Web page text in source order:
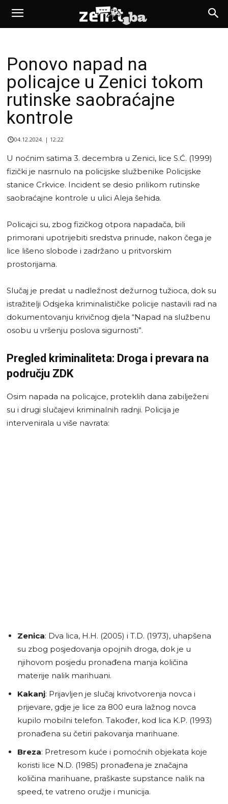
Ponovo napad na
policajce u Zenici tokom
rutinske saobraćajne
kontrole
04.12.2024. | 12:22
U noćnim satima 3. decembra u Zenici, lice S.Ć. (1999)
fizički je nasrnulo na policijske službenike Policijske
stanice Crkvice. Incident se desio prilikom rutinske
saobraćajne kontrole u ulici Aleja šehida.
Policajci su, zbog fizičkog otpora napadača, bili
primorani upotrijebiti sredstva prinude, nakon čega je
lice lišeno slobode i zadržano u pritvorskim
prostorijama.
Slučaj je predat u nadležnost dežurnog tužioca, dok su
istražitelji Odsjeka kriminalističke policije nastavili rad na
dokumentovanju krivičnog djela “Napad na službenu
osobu u vršenju poslova sigurnosti”.
Pregled kriminaliteta: Droga i prevara na
području ZDK
Osim napada na policajce, proteklih dana zabilježeni
su i drugi slučajevi kriminalnih radnji. Policija je
intervenirala u više navrata:
Zenica: Dva lica, H.H. (2005) i T.D. (1973), uhapšena
su zbog posjedovanja opojnih droga, dok je u
njihovom posjedu pronađena manja količina
materije nalik marihuani.
Kakanj: Prijavljen je slučaj krivotvorenja novca i
prijevare, gdje je lice za 800 eura lažnog novca
kupilo mobilni telefon. Također, kod lica K.P. (1993)
pronađena su četiri pakovanja marihuane.
Breza: Pretresom kuće i pomoćnih objekata koje
koristi lice N.D. (1985) pronađena je značajna
količina marihuane, praškaste supstance nalik na
speed, te vatreno oružje i municija.